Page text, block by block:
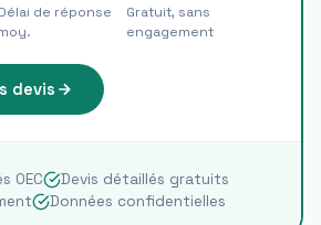
de réponse
Gratuit, sans
engagement
devis
OEC
Devis détaillés gratuits
Données confidentielles